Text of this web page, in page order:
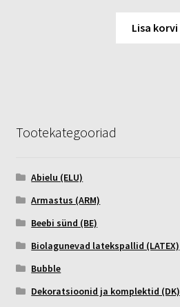
Lisa korvi
Tootekategooriad
Abielu (ELU)
Armastus (ARM)
Beebi sünd (BE)
Biolagunevad latekspallid (LATEX)
Bubble
Dekoratsioonid ja komplektid (DK)